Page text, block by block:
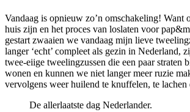
Vandaag is opnieuw zo’n omschakeling! Want
huis zijn en het proces van loslaten voor
gestart zwaaien we vandaag mijn lieve
langer ‘echt’ compleet als gezin in Nederland,
twee-eiige tweelingzussen die een paar straten
wonen en kunnen we niet langer meer ruzie
vervolgens weer huilend te knuffelen, te lachen
De allerlaatste dag Nederlander.